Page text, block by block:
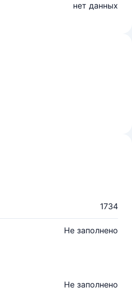
нет данных
1734
Не заполнено
Не заполнено